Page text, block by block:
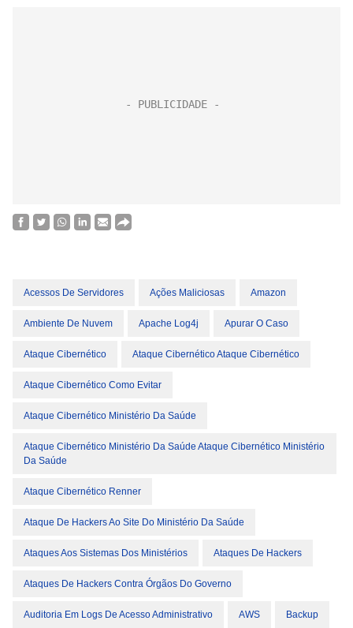
Acessos De Servidores Ações Maliciosas Amazon
Ambiente De Nuvem Apache Log4j Apurar O Caso
Ataque Cibernético Ataque Cibernético Ataque Cibernético
Ataque Cibernético Como Evitar
Ataque Cibernético Ministério Da Saúde
Ataque Cibernético Ministério Da Saúde Ataque Cibernético Ministério
Da Saúde
Ataque Cibernético Renner
Ataque De Hackers Ao Site Do Ministério Da Saúde
Ataques Aos Sistemas Dos Ministérios Ataques De Hackers
Ataques De Hackers Contra Órgãos Do Governo
Auditoria Em Logs De Acesso Administrativo AWS Backup